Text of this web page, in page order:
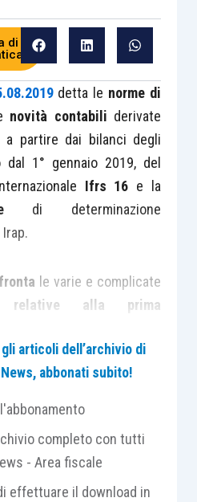
di
detta le norme di
novità contabili derivate
a partire dai bilanci degli
1° gennaio 2019, del
Ifrs 16 e la
di determinazione
le varie e complicate
relative alla prima
allagestione transitoria
in corso alla data
farsi riferimento
che sono riconducibili
2009, all’articolo 15 D.L.
articoli dell’archivio di
abbonati subito!
completo con tutti
- Area fiscale
effettuare il download in